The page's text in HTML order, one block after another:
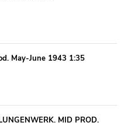
May-June 1943 1:35
MID PROD.